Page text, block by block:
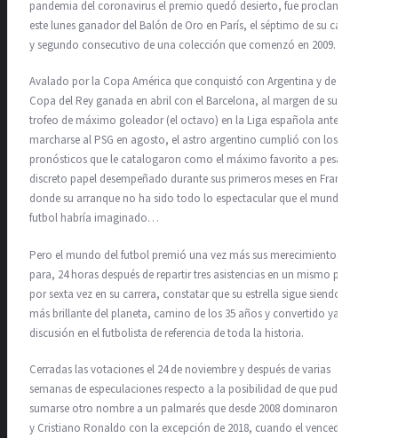
pandemia del coronavirus el premio quedó desierto, fue proclamado
este lunes ganador del Balón de Oro en París, el séptimo de su carrera
y segundo consecutivo de una colección que comenzó en 2009.
Avalado por la Copa América que conquistó con Argentina y de la
Copa del Rey ganada en abril con el Barcelona, al margen de su
trofeo de máximo goleador (el octavo) en la Liga española antes de
marcharse al PSG en agosto, el astro argentino cumplió con los
pronósticos que le catalogaron como el máximo favorito a pesar del
discreto papel desempeñado durante sus primeros meses en Francia,
donde su arranque no ha sido todo lo espectacular que el mundo del
futbol habría imaginado…
Pero el mundo del futbol premió una vez más sus merecimientos
para, 24 horas después de repartir tres asistencias en un mismo partido
por sexta vez en su carrera, constatar que su estrella sigue siendo la
más brillante del planeta, camino de los 35 años y convertido ya sin
discusión en el futbolista de referencia de toda la historia.
Cerradas las votaciones el 24 de noviembre y después de varias
semanas de especulaciones respecto a la posibilidad de que pudiera
sumarse otro nombre a un palmarés que desde 2008 dominaron Messi
y Cristiano Ronaldo con la excepción de 2018, cuando el vencedor fue